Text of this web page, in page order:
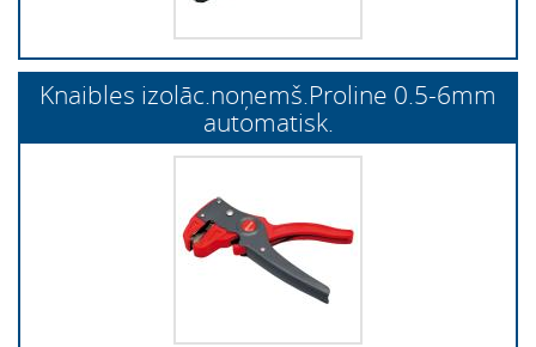
Knaibles izolāc.noņemš.Proline 0.5-6mm
automatisk.